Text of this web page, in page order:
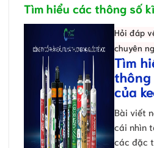
Tìm hiểu các thông số
Hỏi đáp
chuyên
Tìm
của
Bài viết
cái nhìn
các đặc